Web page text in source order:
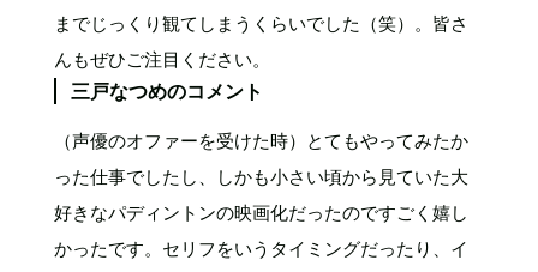
までじっくり観てしまうくらいでした（笑）。皆さ
んもぜひご注目ください。
三戸なつめのコメント
（声優のオファーを受けた時）とてもやってみたか
った仕事でしたし、しかも小さい頃から見ていた大
好きなパディントンの映画化だったのですごく嬉し
かったです。セリフをいうタイミングだったり、イ